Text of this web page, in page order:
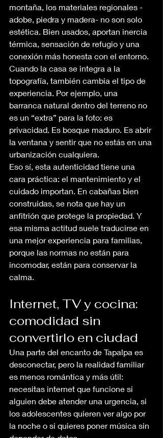
montaña, los materiales regionales -
adobe, piedra y madera- no son solo
estética. Bien usados, aportan inercia
térmica, sensación de refugio y una
conexión más honesta con el entorno.
Cuando la casa se integra a la
topografía, también cambia el tipo de
experiencia. Por ejemplo, una
barranca natural dentro del terreno no
es un “extra” para la foto: es
privacidad. Es bosque maduro. Es abrir
la ventana y sentir que no estás en una
urbanización cualquiera.
Eso sí, esta autenticidad tiene una
cara práctica: el mantenimiento y el
cuidado importan. En cabañas bien
construidas, se nota que hay un
anfitrión que protege la propiedad. Y
esa misma actitud suele traducirse en
una mejor experiencia para familias,
porque las normas no están para
incomodar, están para conservar la
calma.
Internet, TV y cocina:
comodidad sin
convertirlo en ciudad
Una parte del encanto de Tapalpa es
desconectar, pero la realidad familiar
es menos romántica y más útil:
necesitas internet que funcione si
alguien debe atender una urgencia, si
los adolescentes quieren ver algo por
la noche o si quieres poner música sin